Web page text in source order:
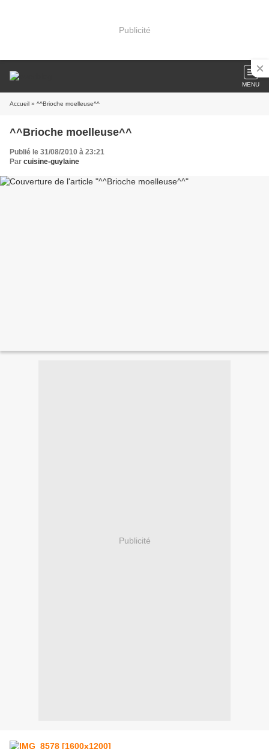
Publicité
MENU
Accueil » ^^Brioche moelleuse^^
^^Brioche moelleuse^^
Publié le 31/08/2010 à 23:21
Par cuisine-guylaine
Publicité